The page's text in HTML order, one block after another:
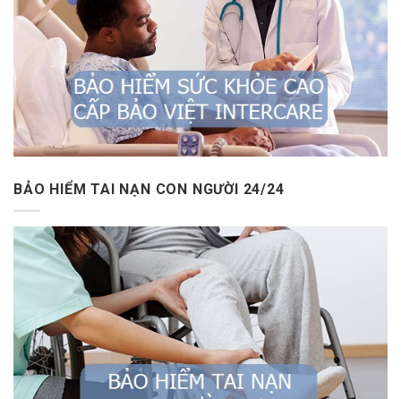
BẢO HIỂM TAI NẠN CON NGƯỜI 24/24